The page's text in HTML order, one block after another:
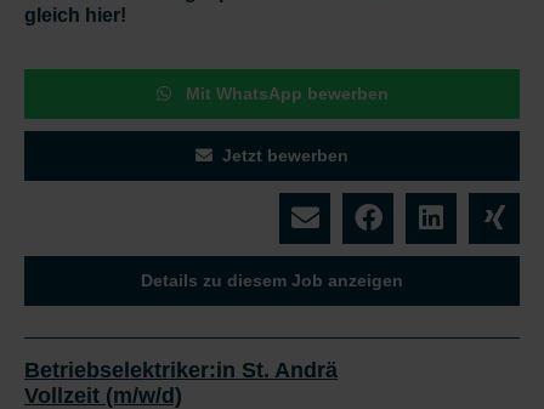
gleich hier!
Mit WhatsApp bewerben
Jetzt bewerben
Details zu diesem Job anzeigen
Betriebselektriker:in St. Andrä
Vollzeit (m/w/d)